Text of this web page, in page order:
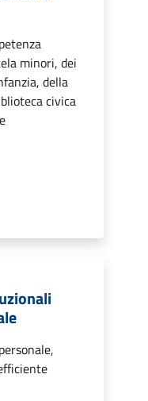
minori, dei
della
civica